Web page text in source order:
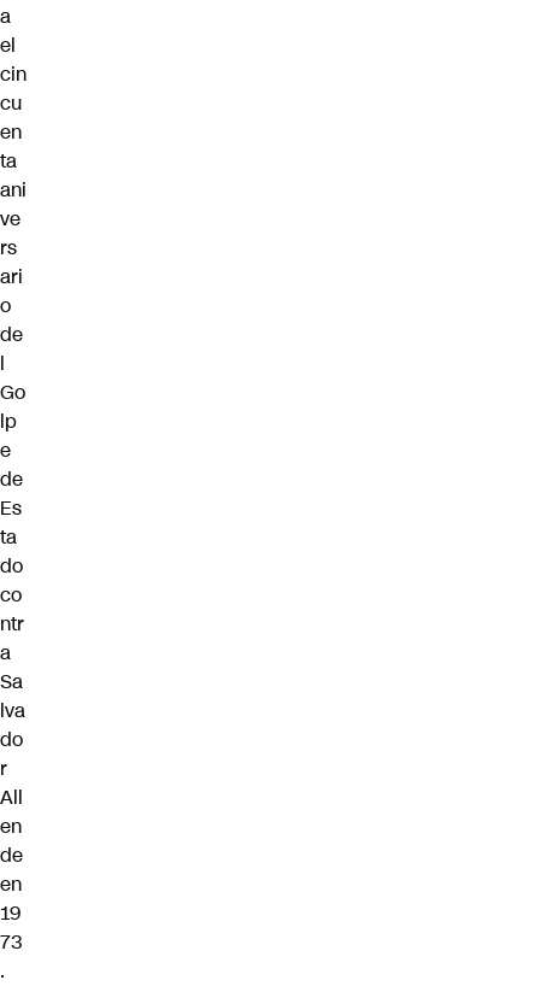
a
el
cin
cu
en
ta
ani
ve
rs
ari
o
de
l
Go
lp
e
de
Es
ta
do
co
ntr
a
Sa
lva
do
r
All
en
de
en
19
73
.